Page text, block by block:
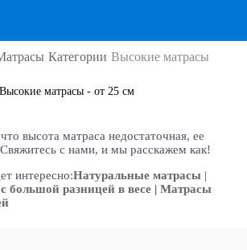
Категории Высокие матрасы
Высокие матрасы - от 25 см
высота матраса недостаточная, ее
с нами, и мы расскажем как!
интересно:Натуральные матрасы |
большой разницей в весе |Матрасы